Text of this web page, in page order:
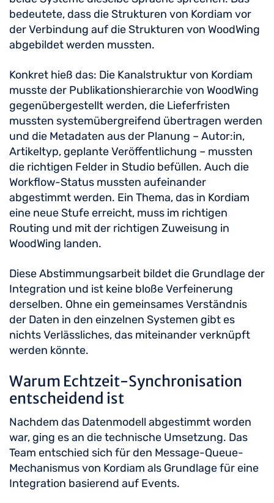
bedeutete, dass die Strukturen von Kordiam vor
der Verbindung auf die Strukturen von WoodWing
abgebildet werden mussten.
Konkret hieß das: Die Kanalstruktur von Kordiam
musste der Publikationshierarchie von WoodWing
gegenübergestellt werden, die Lieferfristen
mussten systemübergreifend übertragen werden
und die Metadaten aus der Planung – Autor:in,
Artikeltyp, geplante Veröffentlichung – mussten
die richtigen Felder in Studio befüllen. Auch die
Workflow-Status mussten aufeinander
abgestimmt werden. Ein Thema, das in Kordiam
eine neue Stufe erreicht, muss im richtigen
Routing und mit der richtigen Zuweisung in
WoodWing landen.
Diese Abstimmungsarbeit bildet die Grundlage der
Integration und ist keine bloße Verfeinerung
derselben. Ohne ein gemeinsames Verständnis
der Daten in den einzelnen Systemen gibt es
nichts Verlässliches, das miteinander verknüpft
werden könnte.
Warum Echtzeit-Synchronisation
entscheidend ist
Nachdem das Datenmodell abgestimmt worden
war, ging es an die technische Umsetzung. Das
Team entschied sich für den Message-Queue-
Mechanismus von Kordiam als Grundlage für eine
Integration basierend auf Events.